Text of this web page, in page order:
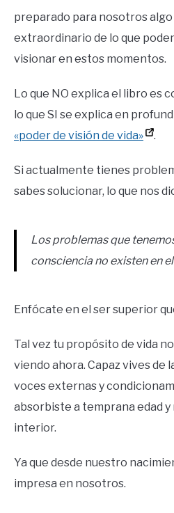
preparado para nosotros algo
extraordinario de lo que
visionar en estos momentos.
Lo que NO explica el libro es
lo que SI se explica en
«poder de visión de vida»
.
Si actualmente tienes
sabes solucionar, lo que nos
Los problemas que
consciencia no existen en
Enfócate en el ser superior
Tal vez tu propósito de vida
viendo ahora. Capaz vives de
voces externas y
absorbiste a temprana edad y
interior.
Ya que desde nuestro
impresa en nosotros.